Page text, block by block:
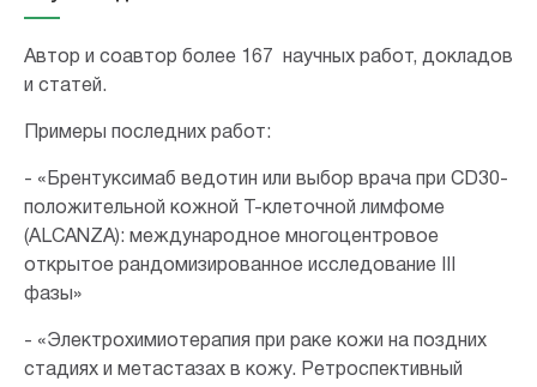
Автор и соавтор более 167 научных работ, докладов
и статей.
Примеры последних работ:
- «Брентуксимаб ведотин или выбор врача при CD30-
положительной кожной Т-клеточной лимфоме
(ALCANZA): международное многоцентровое
открытое рандомизированное исследование III
фазы»
- «Электрохимиотерапия при раке кожи на поздних
стадиях и метастазах в кожу. Ретроспективный